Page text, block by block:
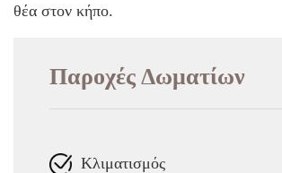
θέα στον κήπο.
Παροχές Δωματίων
Κλιματισμός